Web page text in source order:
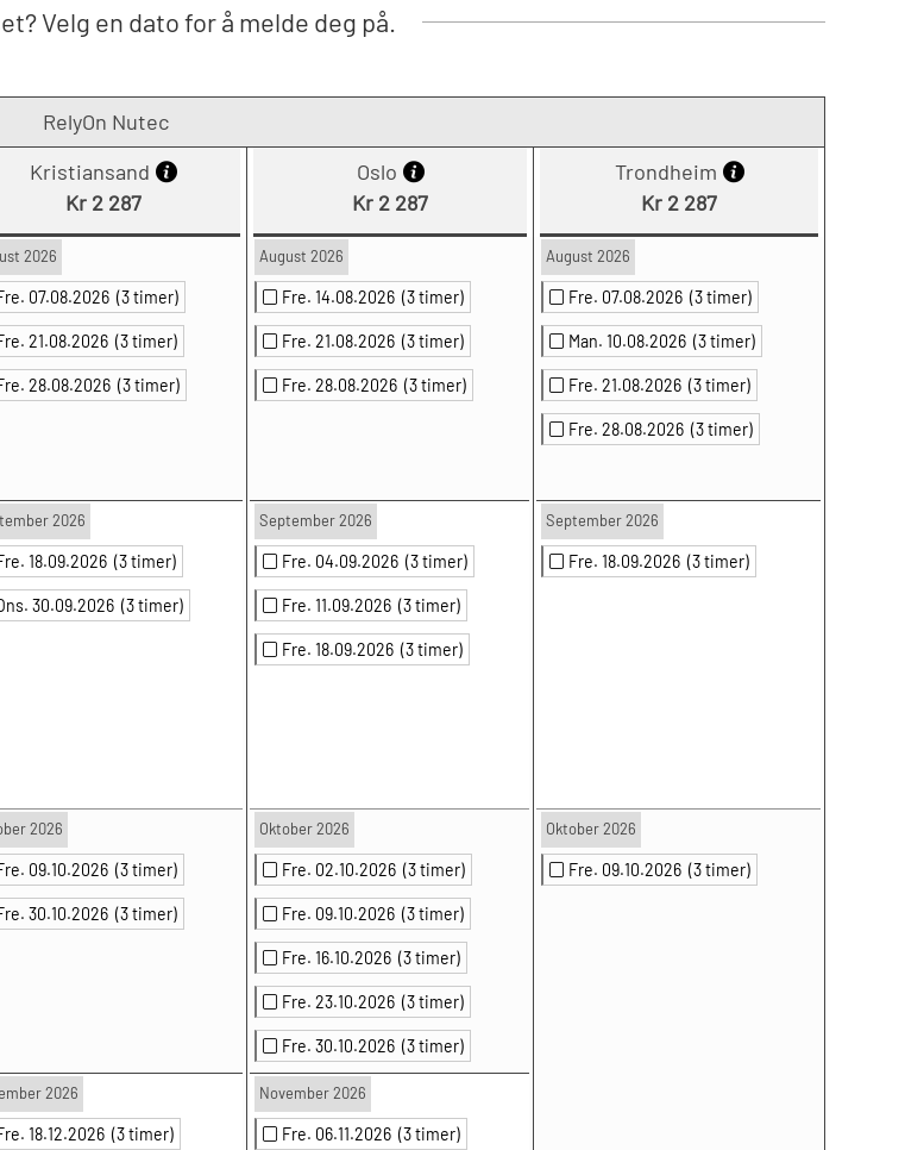
Velg en dato for å melde deg på.
RelyOn Nutec
Kristiansand
Kr 2 287
2026
07.08.2026 (3 timer)
21.08.2026 (3 timer)
28.08.2026 (3 timer)
2026
18.09.2026 (3 timer)
30.09.2026 (3 timer)
2026
09.10.2026 (3 timer)
30.10.2026 (3 timer)
2026
18.12.2026 (3 timer)
Oslo
Kr 2 287
August 2026
Fre. 14.08.2026 (3 timer)
Fre. 21.08.2026 (3 timer)
Fre. 28.08.2026 (3 timer)
September 2026
Fre. 04.09.2026 (3 timer)
Fre. 11.09.2026 (3 timer)
Fre. 18.09.2026 (3 timer)
Oktober 2026
Fre. 02.10.2026 (3 timer)
Fre. 09.10.2026 (3 timer)
Fre. 16.10.2026 (3 timer)
Fre. 23.10.2026 (3 timer)
Fre. 30.10.2026 (3 timer)
November 2026
Fre. 06.11.2026 (3 timer)
Trondheim
Kr 2 287
August 2026
Fre. 07.08.2026 (3 timer)
Man. 10.08.2026 (3 timer)
Fre. 21.08.2026 (3 timer)
Fre. 28.08.2026 (3 timer)
September 2026
Fre. 18.09.2026 (3 timer)
Oktober 2026
Fre. 09.10.2026 (3 timer)